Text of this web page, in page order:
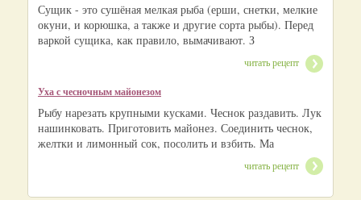
Сущик - это сушёная мелкая рыба (ерши, снетки, мелкие
окуни, и корюшка, а также и другие сорта рыбы). Перед
варкой сущика, как правило, вымачивают. З
читать рецепт
Уха с чесночным майонезом
Рыбу нарезать крупными кусками. Чеснок раздавить. Лук
нашинковать. Приготовить майонез. Соединить чеснок,
желтки и лимонный сок, посолить и взбить. Ма
читать рецепт